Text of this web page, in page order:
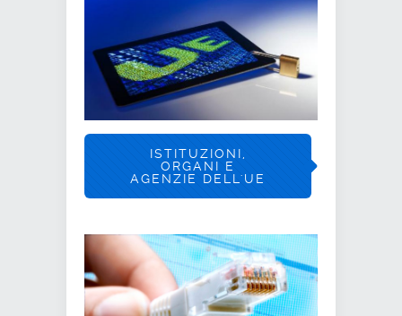
ISTITUZIONI,
ORGANI E
AGENZIE DELL'UE